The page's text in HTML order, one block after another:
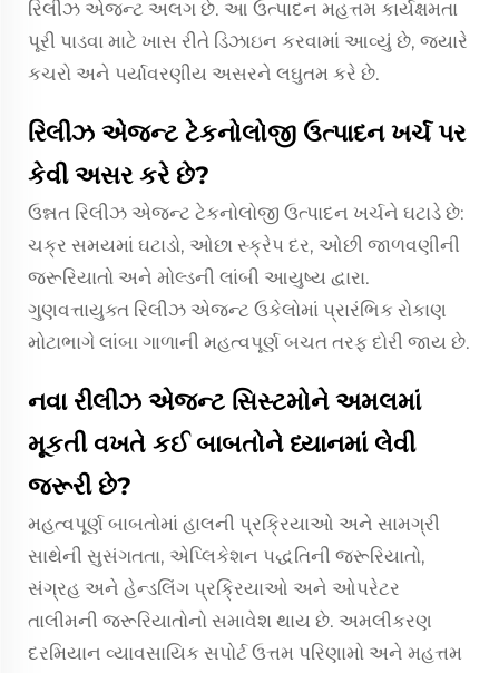
રિલીઝ એજન્ટ અલગ છે. આ ઉત્પાદન મહત્તમ કાર્યક્ષમતા
પૂરી પાડવા માટે ખાસ રીતે ડિઝાઇન કરવામાં આવ્યું છે, જ્યારે
કચરો અને પર્યાવરણીય અસરને લઘુતમ કરે છે.
રિલીઝ એજન્ટ ટેકનોલોજી ઉત્પાદન ખર્ચ પર
કેવી અસર કરે છે?
ઉન્નત રિલીઝ એજન્ટ ટેકનોલોજી ઉત્પાદન ખર્ચને ઘટાડે છે:
ચક્ર સમયમાં ઘટાડો, ઓછા સ્ક્રેપ દર, ઓછી જાળવણીની
જરૂરિયાતો અને મોલ્ડની લાંબી આયુષ્ય દ્વારા.
ગુણવત્તાયુક્ત રિલીઝ એજન્ટ ઉકેલોમાં પ્રારંભિક રોકાણ
મોટાભાગે લાંબા ગાળાની મહત્વપૂર્ણ બચત તરફ દોરી જાય છે.
નવા રીલીઝ એજન્ટ સિસ્ટમોને અમલમાં
મૂકતી વખતે કઈ બાબતોને ધ્યાનમાં લેવી
જરૂરી છે?
મહત્વપૂર્ણ બાબતોમાં હાલની પ્રક્રિયાઓ અને સામગ્રી
સાથેની સુસંગતતા, એપ્લિકેશન પદ્ધતિની જરૂરિયાતો,
સંગ્રહ અને હેન્ડલિંગ પ્રક્રિયાઓ અને ઓપરેટર
તાલીમની જરૂરિયાતોનો સમાવેશ થાય છે. અમલીકરણ
દરમિયાન વ્યાવસાયિક સપોર્ટ ઉત્તમ પરિણામો અને મહત્તમ